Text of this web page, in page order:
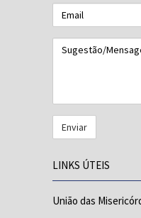
Email
Sugestão/
LINKS ÚTEIS
União das